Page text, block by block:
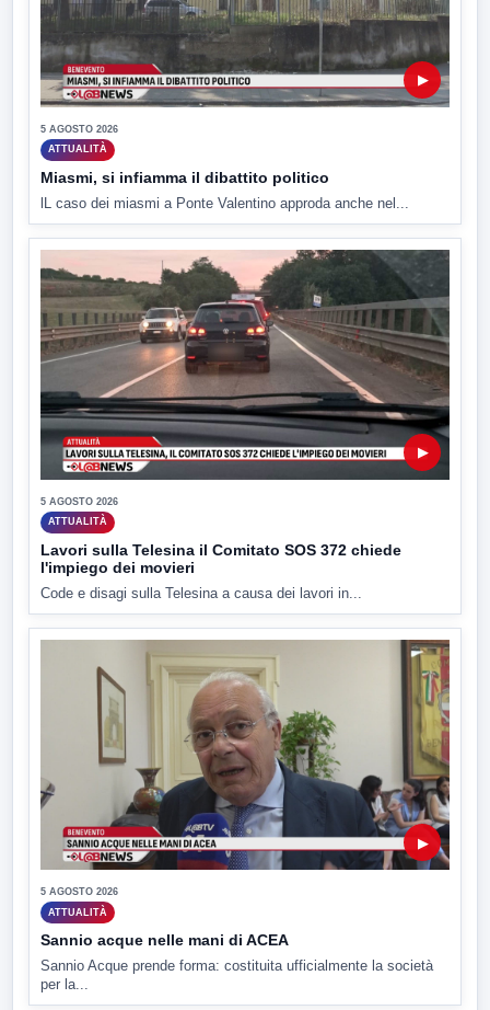
▶
5 AGOSTO 2026
ATTUALITÀ
Miasmi, si infiamma il dibattito politico
lL caso dei miasmi a Ponte Valentino approda anche nel...
▶
5 AGOSTO 2026
ATTUALITÀ
Lavori sulla Telesina il Comitato SOS 372 chiede
l'impiego dei movieri
Code e disagi sulla Telesina a causa dei lavori in...
▶
5 AGOSTO 2026
ATTUALITÀ
Sannio acque nelle mani di ACEA
Sannio Acque prende forma: costituita ufficialmente la società
per la...